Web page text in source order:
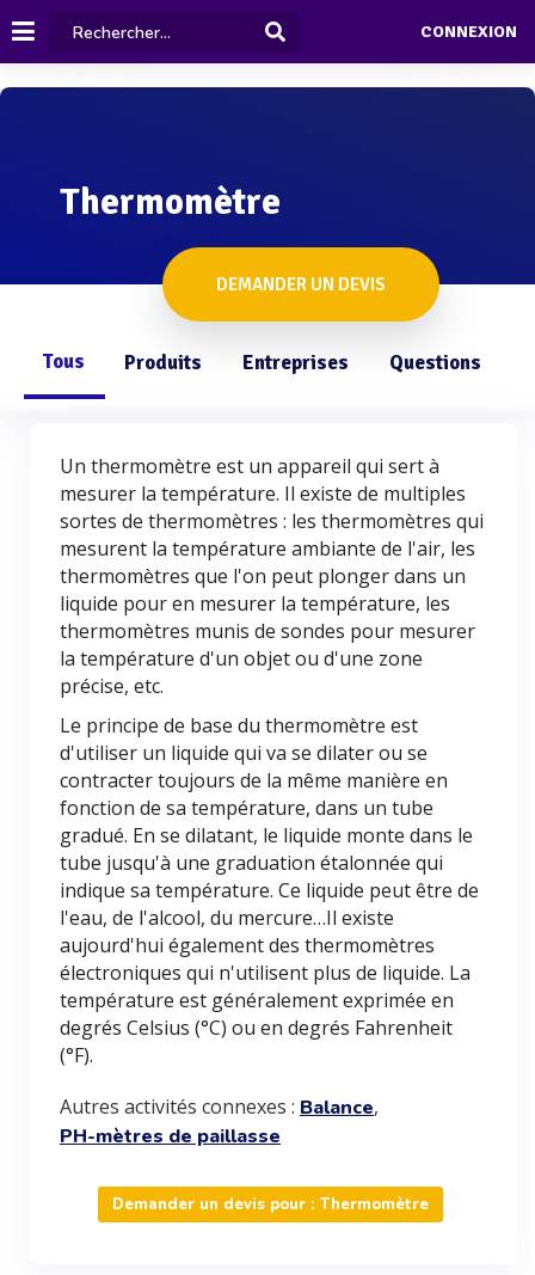
CONNEXION
Thermomètre
DEMANDER UN DEVIS
Tous Produits Entreprises Questions
Un thermomètre est un appareil qui sert à
mesurer la température. Il existe de multiples
sortes de thermomètres : les thermomètres qui
mesurent la température ambiante de l'air, les
thermomètres que l'on peut plonger dans un
liquide pour en mesurer la température, les
thermomètres munis de sondes pour mesurer
la température d'un objet ou d'une zone
précise, etc.
Le principe de base du thermomètre est
d'utiliser un liquide qui va se dilater ou se
contracter toujours de la même manière en
fonction de sa température, dans un tube
gradué. En se dilatant, le liquide monte dans le
tube jusqu'à une graduation étalonnée qui
indique sa température. Ce liquide peut être de
l'eau, de l'alcool, du mercure…Il existe
aujourd'hui également des thermomètres
électroniques qui n'utilisent plus de liquide. La
température est généralement exprimée en
degrés Celsius (°C) ou en degrés Fahrenheit
(°F).
Autres activités connexes : Balance,
PH-mètres de paillasse
Demander un devis pour : Thermomètre